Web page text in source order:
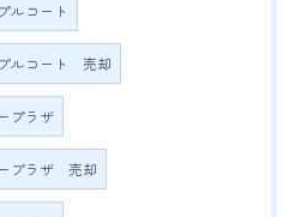
ルコート
ルコート 売却
プラザ
プラザ 売却